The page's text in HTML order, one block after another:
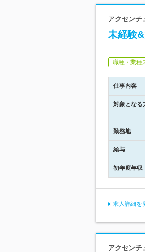
アクセンチ
未経験
職種・業種
仕事内容
対象となる
勤務地
給与
初年度年収
求人詳細を
アクセンチ